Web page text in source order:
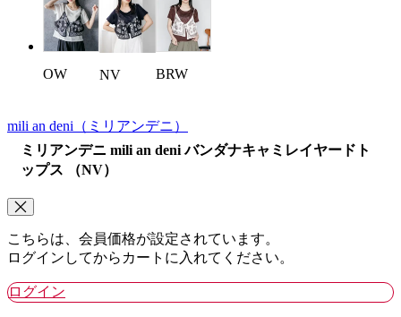
OW NV BRW
mili an deni （ミリアンデニ）
ミリアンデニ mili an deni バンダナキャミレイヤードト
ップス （NV）
こちらは、会員価格が設定されています。
ログインしてからカートに入れてください。
ログイン